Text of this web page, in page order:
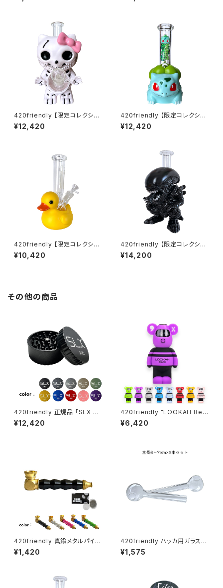
420friendly 【限定コレクショ
ン】Skull Cat Bong / スカルキ
ャットボング（約22cm）
¥12,420
420friendly 【限定コレクショ
ン】Green Bud Monster Bon
g / グリーンバッドモンスターボ
¥12,420
420friendly 【限定コレクショ
ン】Yellow Rubber Duck Gla
ss Bong / イエロー ラバーダッ
¥10,420
420friendly 【限定コレクショ
ン】Alien Xenomorph Bong
- PVC & GLASS / エイリアン
¥14,200
その他の商品
420friendly 正規品 「SLX PR
O」グラインダーがフルモデルチ
ェンジ！ (スタンダードサイズ62
¥12,420
420friendly "LOOKAH Bea
r" コンパクト×高性能 510 カー
トバッテリー
¥6,420
420friendly 真鍮メタルパイプ
(スクリーン付き）
¥1,420
420friendly ハッカ用ガラスパ
イプ ミニサイズ 6〜7cm(2本セ
ット)
¥1,575